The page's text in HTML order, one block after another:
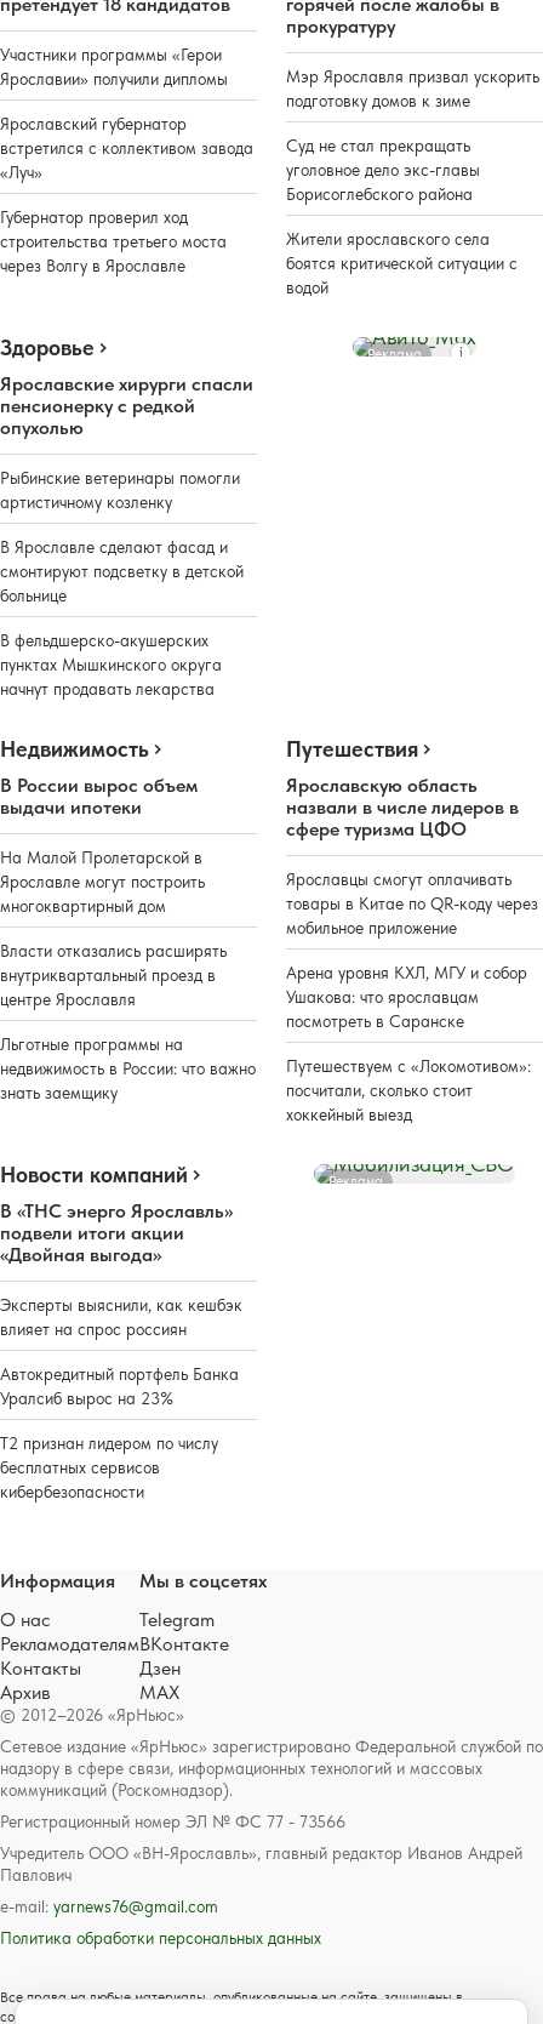
претендует 18 кандидатов
Участники программы «Герои
Ярославии» получили дипломы
Ярославский губернатор
встретился с коллективом завода
«Луч»
Губернатор проверил ход
строительства третьего моста
через Волгу в Ярославле
горячей после жалобы в
прокуратуру
Мэр Ярославля призвал ускорить
подготовку домов к зиме
Суд не стал прекращать
уголовное дело экс-главы
Борисоглебского района
Жители ярославского села
боятся критической ситуации с
водой
Здоровье
Ярославские хирурги спасли
пенсионерку с редкой
опухолью
Рыбинские ветеринары помогли
артистичному козленку
В Ярославле сделают фасад и
смонтируют подсветку в детской
больнице
В фельдшерско-акушерских
пунктах Мышкинского округа
начнут продавать лекарства
Реклама
Недвижимость
В России вырос объем
выдачи ипотеки
На Малой Пролетарской в
Ярославле могут построить
многоквартирный дом
Власти отказались расширять
внутриквартальный проезд в
центре Ярославля
Льготные программы на
недвижимость в России: что важно
знать заемщику
Путешествия
Ярославскую область
назвали в числе лидеров в
сфере туризма ЦФО
Ярославцы смогут оплачивать
товары в Китае по QR-коду через
мобильное приложение
Арена уровня КХЛ, МГУ и собор
Ушакова: что ярославцам
посмотреть в Саранске
Путешествуем с «Локомотивом»:
посчитали, сколько стоит
хоккейный выезд
Новости компаний
В «ТНС энерго Ярославль»
подвели итоги акции
«Двойная выгода»
Эксперты выяснили, как кешбэк
влияет на спрос россиян
Автокредитный портфель Банка
Уралсиб вырос на 23%
Т2 признан лидером по числу
бесплатных сервисов
кибербезопасности
Реклама
© 2012–2026 «ЯрНьюс»
Сетевое издание «ЯрНьюс» зарегистрировано Федеральной службой по
надзору в сфере связи, информационных технологий и массовых
коммуникаций (Роскомнадзор).
Регистрационный номер ЭЛ № ФС 77 - 73566
Учредитель ООО «ВН-Ярославль», главный редактор Иванов Андрей
Павлович
e-mail: yarnews76@gmail.com
Политика обработки персональных данных
Все права на любые материалы, опубликованные на сайте, защищены в
соответствии с российским и международным законодательством об авторском
Информация
О нас
Рекламодателям
Контакты
Архив
Мы в соцсетях
Telegram
ВКонтакте
Дзен
MAX